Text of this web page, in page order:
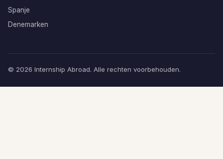
Spanje
Denemarken
© 2026 Internship Abroad. Alle rechten voorbehouden.